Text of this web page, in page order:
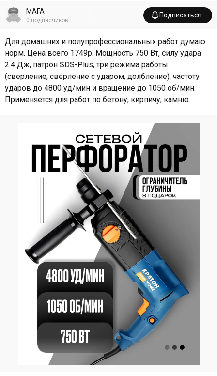
МАГА
0 подписчиков
Подписаться
Для домашних и полупрофессиональных работ думаю
норм. Цена всего 1749р. Мощность 750 Вт, силу удара
2.4 Дж, патрон SDS-Plus, три режима работы
(сверление, сверление с ударом, долбление), частоту
ударов до 4800 уд/мин и вращение до 1050 об/мин.
Применяется для работ по бетону, кирпичу, камню.